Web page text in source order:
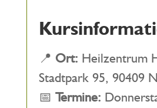
📍 Ort: Heilzentrum
Stadtpark 95, 90409
📅 Termine: